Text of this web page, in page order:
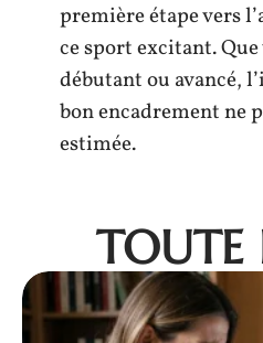
première étape vers
ce sport excitant. Que
débutant ou avancé,
bon encadrement ne
estimée.
TOUTE